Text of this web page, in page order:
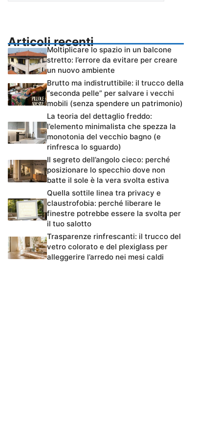
Articoli recenti
Moltiplicare lo spazio in un balcone
stretto: l’errore da evitare per creare
un nuovo ambiente
Brutto ma indistruttibile: il trucco della
“seconda pelle” per salvare i vecchi
mobili (senza spendere un patrimonio)
La teoria del dettaglio freddo:
l’elemento minimalista che spezza la
monotonia del vecchio bagno (e
rinfresca lo sguardo)
Il segreto dell’angolo cieco: perché
posizionare lo specchio dove non
batte il sole è la vera svolta estiva
Quella sottile linea tra privacy e
claustrofobia: perché liberare le
finestre potrebbe essere la svolta per
il tuo salotto
Trasparenze rinfrescanti: il trucco del
vetro colorato e del plexiglass per
alleggerire l’arredo nei mesi caldi